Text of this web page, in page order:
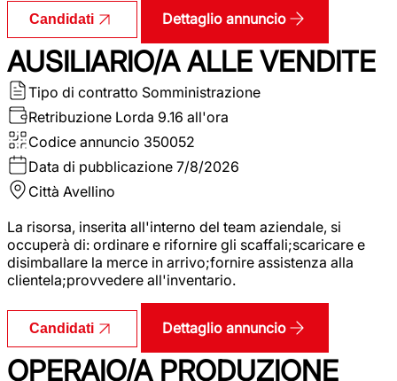
Candidati Dettaglio annuncio
AUSILIARIO/A ALLE VENDITE
Tipo di contratto Somministrazione
Retribuzione Lorda 9.16 all'ora
Codice annuncio 350052
Data di pubblicazione 7/8/2026
Città Avellino
La risorsa, inserita all'interno del team aziendale, si
occuperà di: ordinare e rifornire gli scaffali;scaricare e
disimballare la merce in arrivo;fornire assistenza alla
clientela;provvedere all'inventario.
Candidati Dettaglio annuncio
OPERAIO/A PRODUZIONE